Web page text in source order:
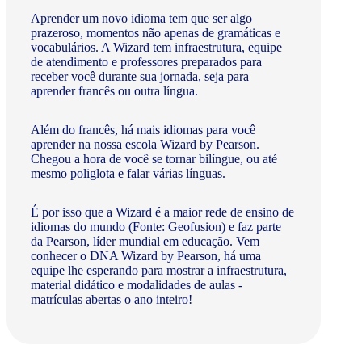
Aprender um novo idioma tem que ser algo
prazeroso, momentos não apenas de gramáticas e
vocabulários. A Wizard tem infraestrutura, equipe
de atendimento e professores preparados para
receber você durante sua jornada, seja para
aprender francês ou outra língua.
Além do francês, há mais idiomas para você
aprender na nossa escola Wizard by Pearson.
Chegou a hora de você se tornar bilíngue, ou até
mesmo poliglota e falar várias línguas.
É por isso que a Wizard é a maior rede de ensino de
idiomas do mundo (Fonte: Geofusion) e faz parte
da Pearson, líder mundial em educação. Vem
conhecer o DNA Wizard by Pearson, há uma
equipe lhe esperando para mostrar a infraestrutura,
material didático e modalidades de aulas -
matrículas abertas o ano inteiro!